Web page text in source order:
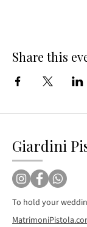
Share this
Giardini
To hold your